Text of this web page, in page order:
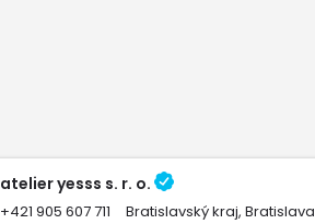
atelier yesss s. r. o.
+421 905 607 711 Bratislavský kraj, Bratislava